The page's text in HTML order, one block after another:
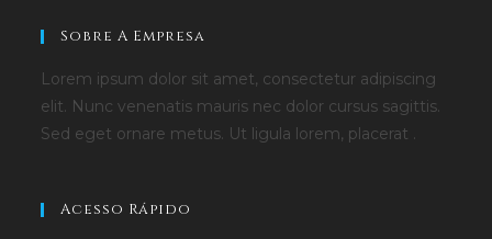
Sobre A Empresa
Lorem ipsum dolor sit amet, consectetur adipiscing
elit. Nunc venenatis mauris nec dolor cursus sagittis.
Sed eget ornare metus. Ut ligula lorem, placerat .
Acesso Rápido